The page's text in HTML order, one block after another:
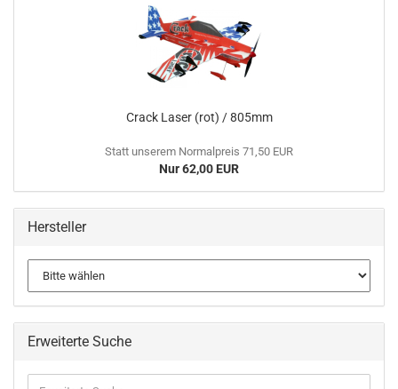
Crack Laser (rot) / 805mm
Statt unserem Normalpreis 71,50 EUR
Nur 62,00 EUR
Hersteller
Erweiterte Suche